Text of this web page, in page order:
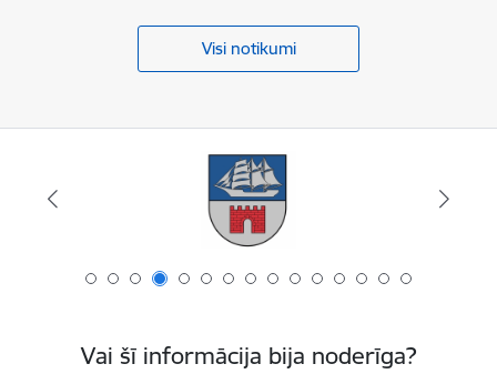
Visi notikumi
Vai šī informācija bija noderīga?